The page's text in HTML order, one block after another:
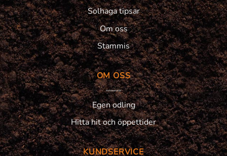
Solhaga tipsar
Om oss
Stammis
OM OSS
Egen odling
Hitta hit och öppettider
KUNDSERVICE